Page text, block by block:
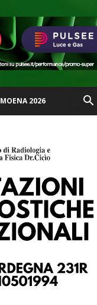
MOENA 2026